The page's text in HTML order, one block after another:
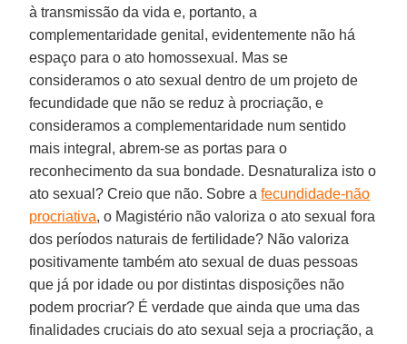
à transmissão da vida e, portanto, a
complementaridade genital, evidentemente não há
espaço para o ato homossexual. Mas se
consideramos o ato sexual dentro de um projeto de
fecundidade que não se reduz à procriação, e
consideramos a complementaridade num sentido
mais integral, abrem-se as portas para o
reconhecimento da sua bondade. Desnaturaliza isto o
ato sexual? Creio que não. Sobre afecundidade-não
procriativa, o Magistério não valoriza o ato sexual fora
dos períodos naturais de fertilidade? Não valoriza
positivamente também ato sexual de duas pessoas
que já por idade ou por distintas disposições não
podem procriar? É verdade que ainda que uma das
finalidades cruciais do ato sexual seja a procriação, a